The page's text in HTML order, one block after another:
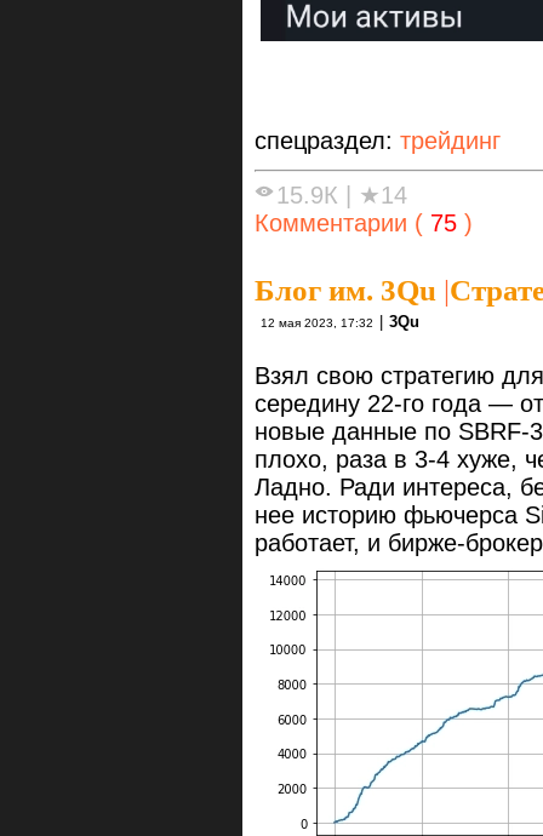
спецраздел: трейдинг
15.9К
★14
Комментарии ( 75 )
Блог им. 3Qu |
12 мая 2023, 17:32 3Qu
Взял свою стратегию
середину 22-го года —
новые данные по SBRF-
плохо, раза в 3-4 хуже,
Ладно. Ради интереса,
нее историю фьючерса
работает, и бирже-